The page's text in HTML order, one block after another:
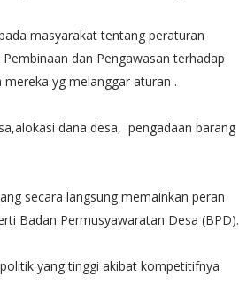
masyarakat tentang peraturan
dan Pengawasan terhadap
yg melanggar aturan .
dana desa, pengadaan barang
secara langsung memainkan peran
Badan Permusyawaratan Desa (BPD).
yang tinggi akibat kompetitifnya